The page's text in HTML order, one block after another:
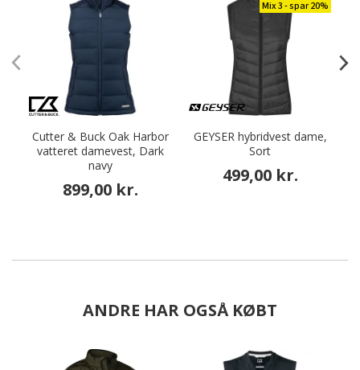
Cutter & Buck Oak Harbor
vatteret damevest, Dark
navy
899,00 kr.
Mix 3 - spar 20%
GEYSER hybridvest dame,
Sort
499,00 kr.
ANDRE HAR OGSÅ KØBT